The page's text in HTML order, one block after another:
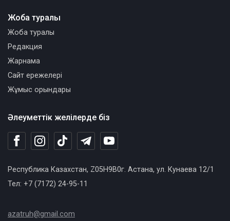
Әлеуметтік желілерде біз
Республика Казахстан, Z05H9B0г. Астана, ул. Кунаева 12/1
Тел: +7 (7172) 24-95-11
azatruh@gmail.com
Жоба туралы
Жоба туралы
Редакция
Жарнама
Сайт ережелері
Жұмыс орындары